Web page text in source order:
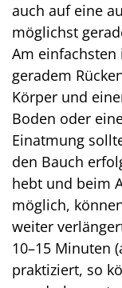
auch auf eine
möglichst
Am
geradem
Körper und
Boden oder
Einatmung
den Bauch
hebt und beim
möglich,
weiter
10–15 Minuten
praktiziert, so